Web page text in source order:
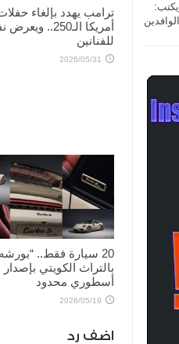
ترامب يهدد بإلغاء
أمريكا الـ250..
للفنانين
2026/05/31
20 سيارة فقط..
بالتراث الكويتي بإصدار
أسطوري محدود
2026/05/19
اضف رد